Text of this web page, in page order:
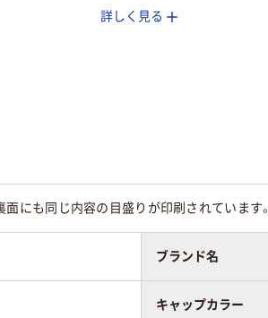
未滅菌詳しく見る
にも同じ内容の目盛りが印刷されています。
ブランド名
キャップカラー